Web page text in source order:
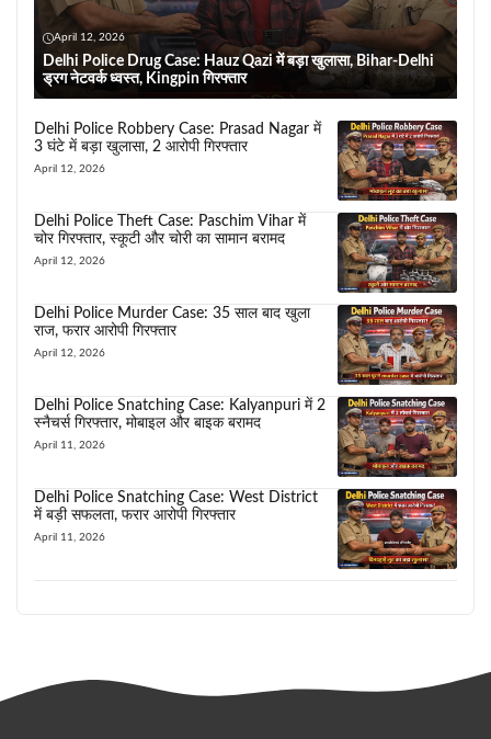
April 12, 2026
Delhi Police Drug Case: Hauz Qazi में बड़ा खुलासा, Bihar-Delhi
ड्रग नेटवर्क ध्वस्त, Kingpin गिरफ्तार
Delhi Police Robbery Case: Prasad Nagar में
3 घंटे में बड़ा खुलासा, 2 आरोपी गिरफ्तार
April 12, 2026
Delhi Police Theft Case: Paschim Vihar में
चोर गिरफ्तार, स्कूटी और चोरी का सामान बरामद
April 12, 2026
Delhi Police Murder Case: 35 साल बाद खुला
राज, फरार आरोपी गिरफ्तार
April 12, 2026
Delhi Police Snatching Case: Kalyanpuri में 2
स्नैचर्स गिरफ्तार, मोबाइल और बाइक बरामद
April 11, 2026
Delhi Police Snatching Case: West District
में बड़ी सफलता, फरार आरोपी गिरफ्तार
April 11, 2026